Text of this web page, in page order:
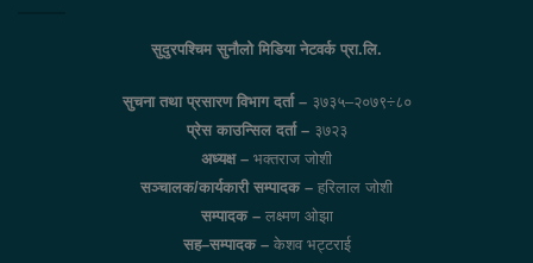
सुदुरपश्चिम सुनौलो मिडिया नेटवर्क प्रा.लि.
सुचना तथा प्रसारण विभाग दर्ता – ३७३५–२०७९÷८०
प्रेस काउन्सिल दर्ता – ३७२३
अध्यक्ष – भक्तराज जोशी
सञ्चालक/कार्यकारी सम्पादक – हरिलाल जोशी
सम्पादक –लक्ष्मण ओझा
सह–सम्पादक –केशव भट्टराई